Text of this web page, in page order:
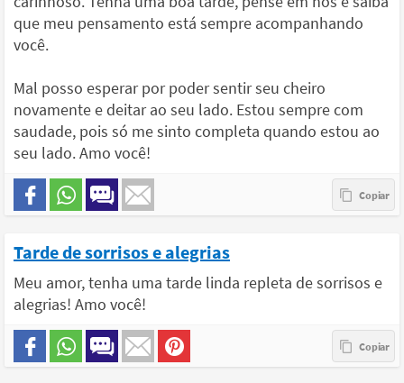
que meu pensamento está sempre acompanhando
você.
Mal posso esperar por poder sentir seu cheiro
novamente e deitar ao seu lado. Estou sempre com
saudade, pois só me sinto completa quando estou ao
seu lado. Amo você!
Tarde de sorrisos e alegrias
Meu amor, tenha uma tarde linda repleta de sorrisos e
alegrias! Amo você!